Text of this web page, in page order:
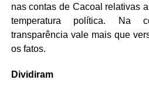
nas contas de Cacoal relativas
temperatura política. Na
transparência vale mais que
os fatos.
Dividiram